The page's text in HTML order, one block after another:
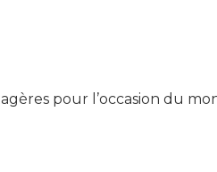
pour l’occasion du